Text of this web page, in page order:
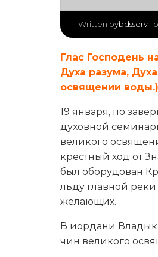
Written bybdsserv
Глас Господень
Духа разума,
освящении воды.)
19 января, по
духовной
великого
крестный ход от
был оборудован
льду главной
желающих.
В иордани
чин великого